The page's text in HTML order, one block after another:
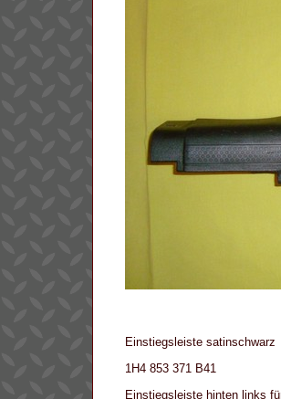
Einstiegsleiste satinschwarz
1H4 853 371 B41
Einstiegsleiste hinten links